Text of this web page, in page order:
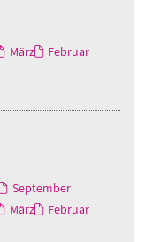
März
Februar
September
März
Februar